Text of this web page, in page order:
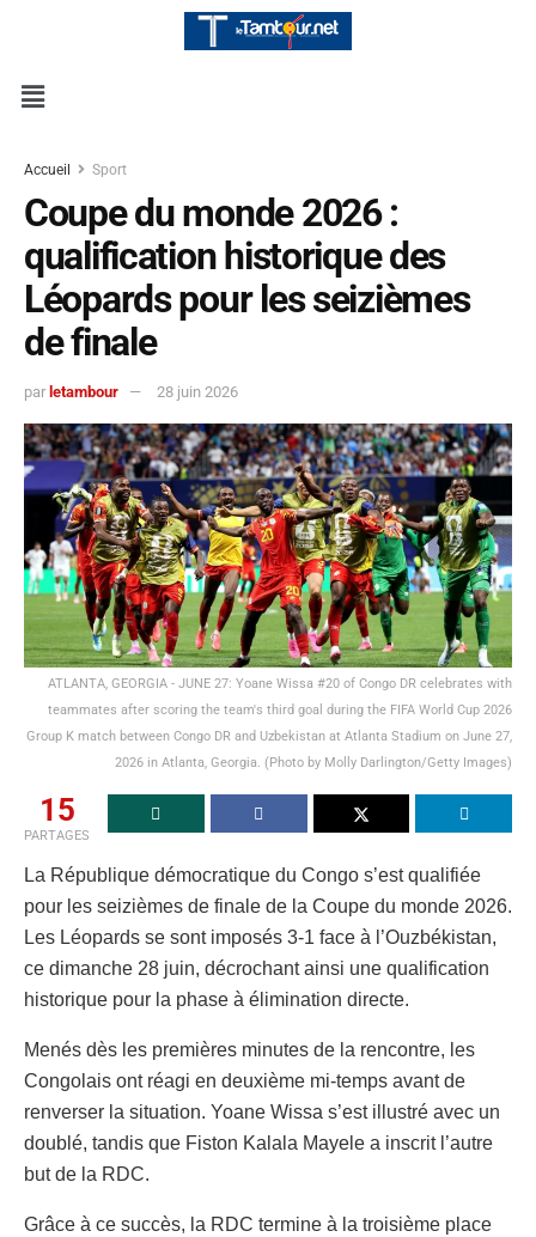
Accueil Sport
Coupe du monde 2026 :
qualification historique des
Léopards pour les seizièmes
de finale
par letambour 28 juin 2026
ATLANTA, GEORGIA - JUNE 27: Yoane Wissa #20 of Congo DR celebrates with
teammates after scoring the team's third goal during the FIFA World Cup 2026
Group K match between Congo DR and Uzbekistan at Atlanta Stadium on June 27,
2026 in Atlanta, Georgia. (Photo by Molly Darlington/Getty Images)
15
PARTAGES
La République démocratique du Congo s’est qualifiée
pour les seizièmes de finale de la Coupe du monde 2026.
Les Léopards se sont imposés 3-1 face à l’Ouzbékistan,
ce dimanche 28 juin, décrochant ainsi une qualification
historique pour la phase à élimination directe.
Menés dès les premières minutes de la rencontre, les
Congolais ont réagi en deuxième mi-temps avant de
renverser la situation. Yoane Wissa s’est illustré avec un
doublé, tandis que Fiston Kalala Mayele a inscrit l’autre
but de la RDC.
Grâce à ce succès, la RDC termine à la troisième place